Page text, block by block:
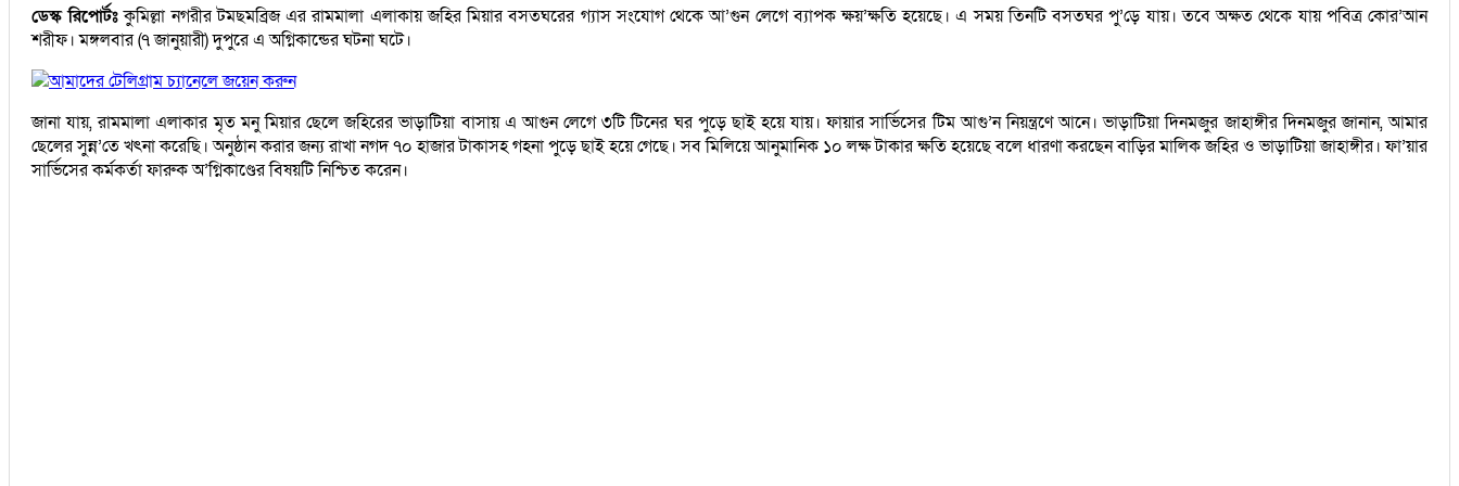
ডেস্ক রিপোর্টঃকুমিল্লা নগরীর টমছমব্রিজ এর রামমালা এলাকায় জহির মিয়ার বসতঘরের গ্যাস সংযোগ থেকে আ’গুন লেগে ব্যাপক ক্ষয়’ক্ষতি হয়েছে। এ সময় তিনটি বসতঘর পু’ড়ে যায়। তবে অক্ষত থেকে যায় পবিত্র কোর’আন
শরীফ। মঙ্গলবার (৭ জানুয়ারী) দুপুরে এ অগ্নিকান্ডের ঘটনা ঘটে।
আমাদের টেলিগ্রাম চ্যানেলে জয়েন করুন
জানা যায়, রামমালা এলাকার মৃত মনু মিয়ার ছেলে জহিরের ভাড়াটিয়া বাসায় এ আগুন লেগে ৩টি টিনের ঘর পুড়ে ছাই হয়ে যায়। ফায়ার সার্ভিসের টিম আগু’ন নিয়ন্ত্রণে আনে। ভাড়াটিয়া দিনমজুর জাহাঙ্গীর দিনমজুর জানান, আমার
ছেলের সুন্ন’তে খৎনা করেছি। অনুষ্ঠান করার জন্য রাখা নগদ ৭০ হাজার টাকাসহ গহনা পুড়ে ছাই হয়ে গেছে। সব মিলিয়ে আনুমানিক ১০ লক্ষ টাকার ক্ষতি হয়েছে বলে ধারণা করছেন বাড়ির মালিক জহির ও ভাড়াটিয়া জাহাঙ্গীর। ফা’য়ার
সার্ভিসের কর্মকর্তা ফারুক অ’গ্নিকাণ্ডের বিষয়টি নিশ্চিত করেন।